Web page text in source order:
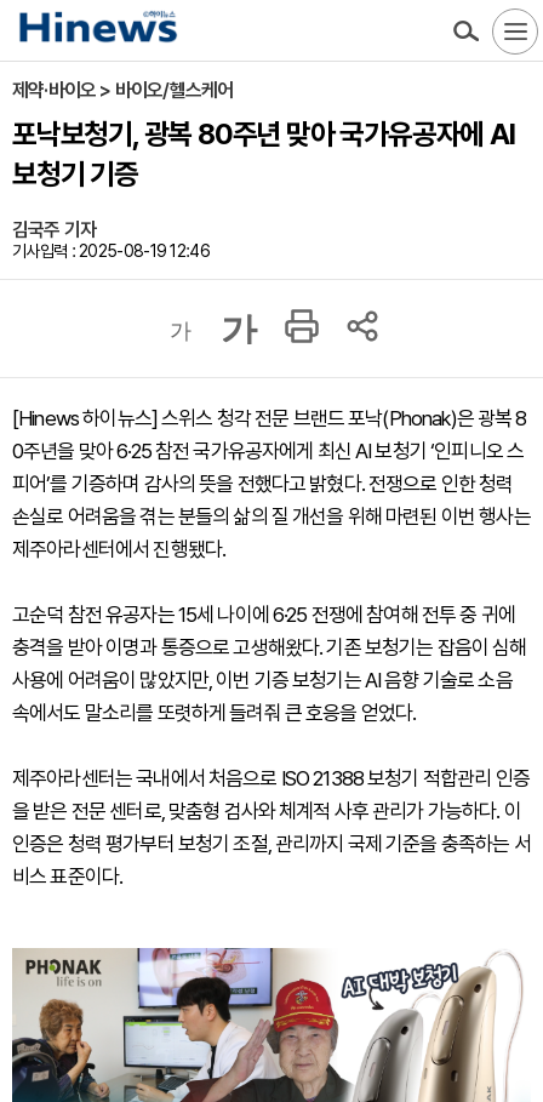
제약·바이오 > 바이오/헬스케어
포낙보청기, 광복 80주년 맞아 국가유공자에 AI
보청기 기증
김국주 기자
기사입력 : 2025-08-19 12:46
가 가
[Hinews 하이뉴스] 스위스 청각 전문 브랜드 포낙(Phonak)은 광복 8
0주년을 맞아 6·25 참전 국가유공자에게 최신 AI 보청기 ‘인피니오 스
피어’를 기증하며 감사의 뜻을 전했다고 밝혔다. 전쟁으로 인한 청력
손실로 어려움을 겪는 분들의 삶의 질 개선을 위해 마련된 이번 행사는
제주아라센터에서 진행됐다.
고순덕 참전 유공자는 15세 나이에 6·25 전쟁에 참여해 전투 중 귀에
충격을 받아 이명과 통증으로 고생해왔다. 기존 보청기는 잡음이 심해
사용에 어려움이 많았지만, 이번 기증 보청기는 AI 음향 기술로 소음
속에서도 말소리를 또렷하게 들려줘 큰 호응을 얻었다.
제주아라센터는 국내에서 처음으로 ISO 21388 보청기 적합관리 인증
을 받은 전문 센터로, 맞춤형 검사와 체계적 사후 관리가 가능하다. 이
인증은 청력 평가부터 보청기 조절, 관리까지 국제 기준을 충족하는 서
비스 표준이다.